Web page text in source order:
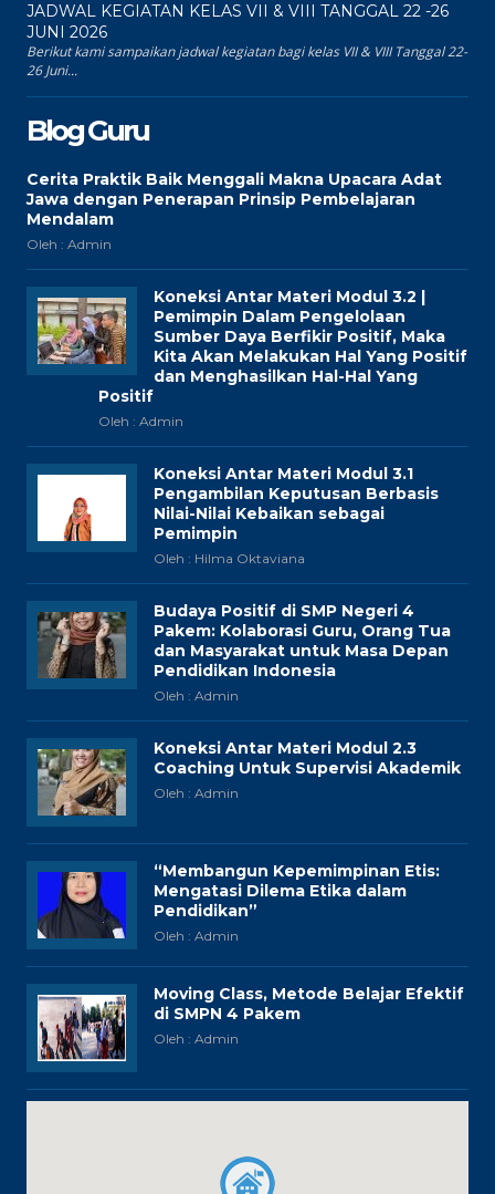
JADWAL KEGIATAN KELAS VII & VIII TANGGAL 22 -26
JUNI 2026
Berikut kami sampaikan jadwal kegiatan bagi kelas VII & VIII Tanggal 22-
26 Juni...
Blog Guru
Cerita Praktik Baik Menggali Makna Upacara Adat
Jawa dengan Penerapan Prinsip Pembelajaran
Mendalam
Oleh : Admin
Koneksi Antar Materi Modul 3.2 |
Pemimpin Dalam Pengelolaan
Sumber Daya Berfikir Positif, Maka
Kita Akan Melakukan Hal Yang Positif
dan Menghasilkan Hal-Hal Yang
Positif
Oleh : Admin
Koneksi Antar Materi Modul 3.1
Pengambilan Keputusan Berbasis
Nilai-Nilai Kebaikan sebagai
Pemimpin
Oleh : Hilma Oktaviana
Budaya Positif di SMP Negeri 4
Pakem: Kolaborasi Guru, Orang Tua
dan Masyarakat untuk Masa Depan
Pendidikan Indonesia
Oleh : Admin
Koneksi Antar Materi Modul 2.3
Coaching Untuk Supervisi Akademik
Oleh : Admin
“Membangun Kepemimpinan Etis:
Mengatasi Dilema Etika dalam
Pendidikan”
Oleh : Admin
Moving Class, Metode Belajar Efektif
di SMPN 4 Pakem
Oleh : Admin